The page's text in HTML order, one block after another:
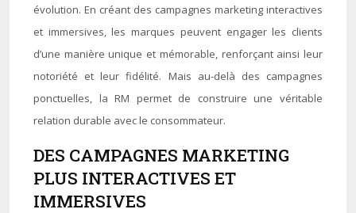
évolution. En créant des campagnes marketing interactives
et immersives, les marques peuvent engager les clients
d’une manière unique et mémorable, renforçant ainsi leur
notoriété et leur fidélité. Mais au-delà des campagnes
ponctuelles, la RM permet de construire une véritable
relation durable avec le consommateur.
DES CAMPAGNES MARKETING
PLUS INTERACTIVES ET
IMMERSIVES